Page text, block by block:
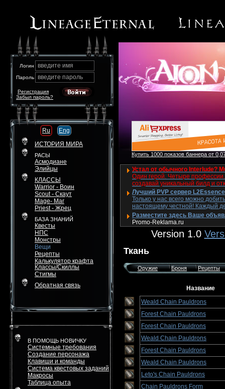
Логин введите имя
Пароль введите пароль
Забыл пароль?
Регистрация
Ru
Eng
ИСТОРИЯ МИРА
РАСЫ
Асмодиане
Элийцы
КЛАССЫ
Warrior - Воин
Scout - Скаут
Mage- Маг
Priest - Жрец
БАЗА ЗНАНИЙ
Квесты
НПС
Монстры
Вещи
Рецепты
Калькулятор крафта
Классы/Скиллы
Стигмы
Обратная связь
В ПОМОЩЬ НОВИЧКУ
Системные требования
Создание персонажа
Клавиши и команды
Система квестовых заданий
Макросы
Таблица опыта
Купить 1000 показов баннера от
Устал от обычного Interlude?
Один герой. Четыре
создавай уникальный билд и
Лучший PVP сервер
Только у нас всего можно
настоящему честной! Каждый
Разместите здесь Ваше
Promo-Reklama.ru
Version 1.0
Ткань
Оружие Броня Рецепты
Название
Weald Chain Pauldrons
Forest Chain Pauldrons
Forest Chain Pauldrons
Weald Chain Pauldrons
Forest Chain Pauldrons
Weald Chain Pauldrons
Leto's Chain Pauldrons
Chain Pauldrons Form